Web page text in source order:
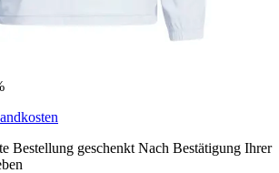
Bestellung geschenkt Nach Bestätigung Ihrer